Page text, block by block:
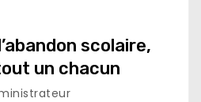
scolaire,
un chacun